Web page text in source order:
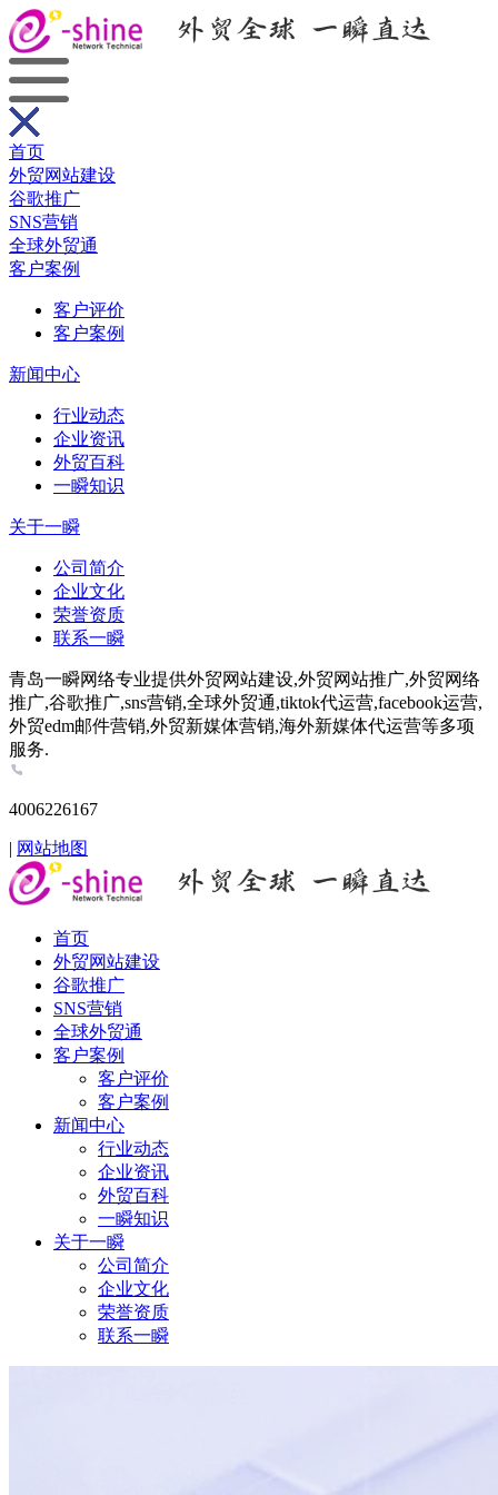
首页
外贸网站建设
谷歌推广
SNS营销
全球外贸通
客户案例
客户评价
客户案例
新闻中心
行业动态
企业资讯
外贸百科
一瞬知识
关于一瞬
公司简介
企业文化
荣誉资质
联系一瞬
青岛一瞬网络专业提供外贸网站建设,外贸网站推广,外贸网络
推广,谷歌推广,sns营销,全球外贸通,tiktok代运营,facebook运营,
外贸edm邮件营销,外贸新媒体营销,海外新媒体代运营等多项
服务.
4006226167
| 网站地图
首页
外贸网站建设
谷歌推广
SNS营销
全球外贸通
客户案例
客户评价
客户案例
新闻中心
行业动态
企业资讯
外贸百科
一瞬知识
关于一瞬
公司简介
企业文化
荣誉资质
联系一瞬